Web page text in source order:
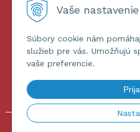
Vaše
Súbory cookie nám
služieb pre vás. Umožňujú
vaše preferencie.
Platby a
ĎALŠIE
Obchodné
Ochrana
© 2026 omniashop.sk •tvorba